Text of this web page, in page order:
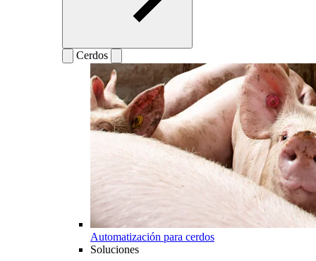
Cerdos
Automatización para cerdos
Soluciones